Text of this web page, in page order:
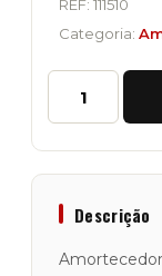
REF: 111510
Categoria:
Quantidade
"+5
cm"
Nissan
Patrol
Descrição